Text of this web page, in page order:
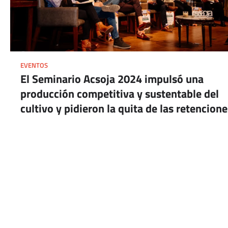
EVENTOS
El Seminario Acsoja 2024 impulsó una
producción competitiva y sustentable del
cultivo y pidieron la quita de las